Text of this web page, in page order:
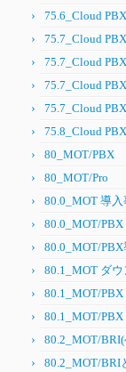
75.6_Cloud
75.7_Cloud
75.7_Cloud
75.7_Cloud
75.7_Cloud
75.8_Cloud
80_MOT/PBX
80_MOT/Pro
80.0_MOT 導入
80.0_MOT/
80.0_MOT/
80.1_MOT ダ
80.1_MOT/
80.1_MOT/PBX
80.2_MOT/
80.2_MOT/BRI